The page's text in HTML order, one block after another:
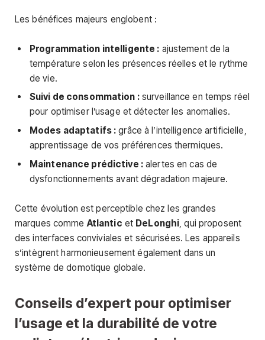
Les bénéfices majeurs englobent :
Programmation intelligente : ajustement de la
température selon les présences réelles et le rythme
de vie.
Suivi de consommation :surveillance en temps réel
pour optimiser l’usage et détecter les anomalies.
Modes adaptatifs : grâce à l’intelligence artificielle,
apprentissage de vos préférences thermiques.
Maintenance prédictive :alertes en cas de
dysfonctionnements avant dégradation majeure.
Cette évolution est perceptible chez les grandes
marques commeAtlantic et DeLonghi, qui proposent
des interfaces conviviales et sécurisées. Les appareils
s’intègrent harmonieusement également dans un
système de domotique globale.
Conseils d’expert pour optimiser
l’usage et la durabilité de votre